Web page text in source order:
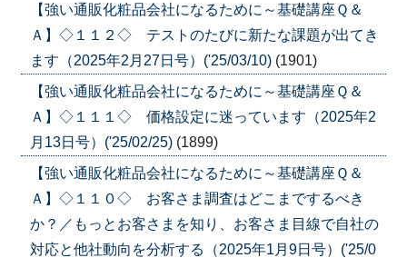
【強い通販化粧品会社になるために～基礎講座Ｑ＆
Ａ】◇１１２◇ テストのたびに新たな課題が出てき
ます（2025年2月27日号）('25/03/10) (1901)
【強い通販化粧品会社になるために～基礎講座Ｑ＆
Ａ】◇１１１◇ 価格設定に迷っています（2025年2
月13日号）('25/02/25) (1899)
【強い通販化粧品会社になるために～基礎講座Ｑ＆
Ａ】◇１１０◇ お客さま調査はどこまでするべき
か？／もっとお客さまを知り、お客さま目線で自社の
対応と他社動向を分析する（2025年1月9日号）('25/0